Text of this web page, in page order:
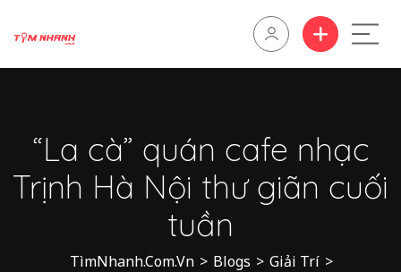
“La cà” quán cafe nhạc
Trịnh Hà Nội thư giãn cuối
tuần
TìmNhanh.Com.Vn > Blogs > Giải Trí >